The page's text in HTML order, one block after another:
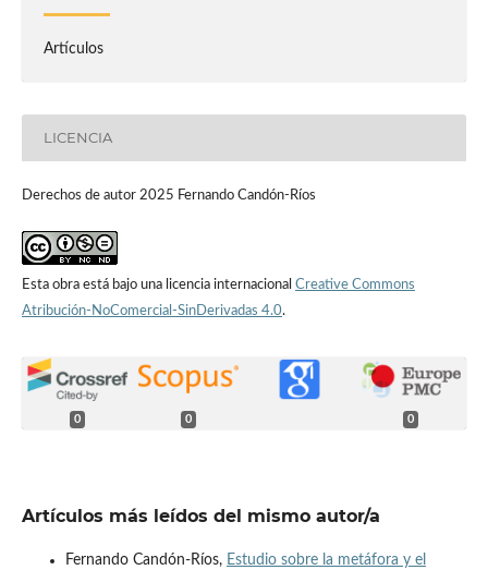
Artículos
LICENCIA
Derechos de autor 2025 Fernando Candón-Ríos
Esta obra está bajo una licencia internacional Creative Commons
Atribución-NoComercial-SinDerivadas 4.0.
0 0 0
Artículos más leídos del mismo autor/a
Fernando Candón-Ríos, Estudio sobre la metáfora y el